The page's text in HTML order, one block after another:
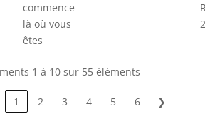
commence
là où vous
êtes
1 à 10 sur 55 éléments
1 2 3 4 5 6 ❯